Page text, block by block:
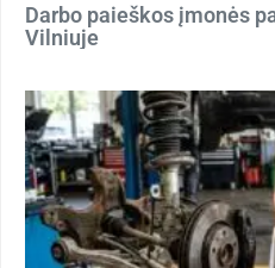
Darbo paieškos įmonės
Vilniuje